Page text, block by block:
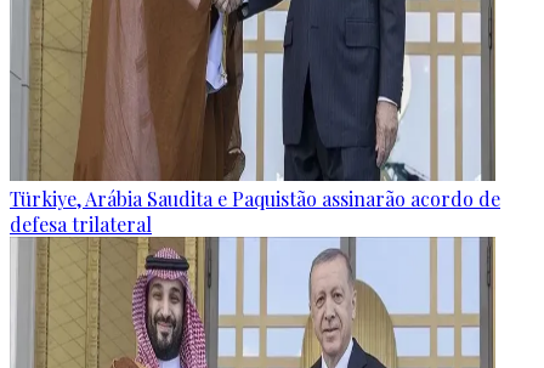
Türkiye, Arábia Saudita e Paquistão assinarão acordo de
defesa trilateral